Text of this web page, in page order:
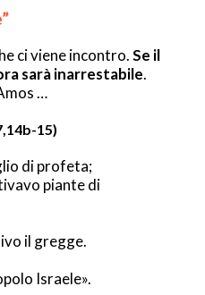
ci viene incontro.Se il
sarà inarrestabile.
…
15)
di profeta;
piante di
il gregge.
Israele».